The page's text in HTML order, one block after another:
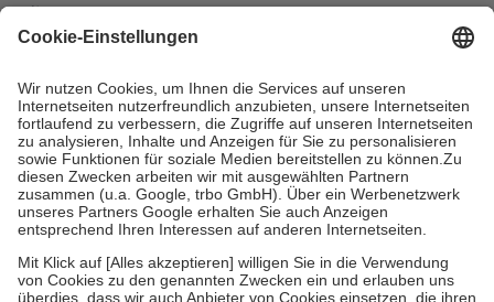
mit.
Grundsätzlich leisten Mitglieder Zuzahlungen in Höhe von zehn
höchstens zehn Euro.
Es sind jedoch nie mehr als die tatsächlichen
Kosten der Leistung zu entrichten.
Diese Regeln gelten grundsätzlich auch für Online-Apotheken.
Bei Heilmitteln und häuslicher Krankenpflege beträgt die
Zuzahlung zehn Prozent der Kosten sowie zehn Euro je
Verordnung.
Um das Engagement der Versicherten für ihre eigene Gesundheit zu
stärken und die besondere Stellung der Familie zu unterstützen,
fallenkeine Zuzahlungenan bei:
• Kindern und Jugendlichen bis zum vollendeten 18. Lebensjahr